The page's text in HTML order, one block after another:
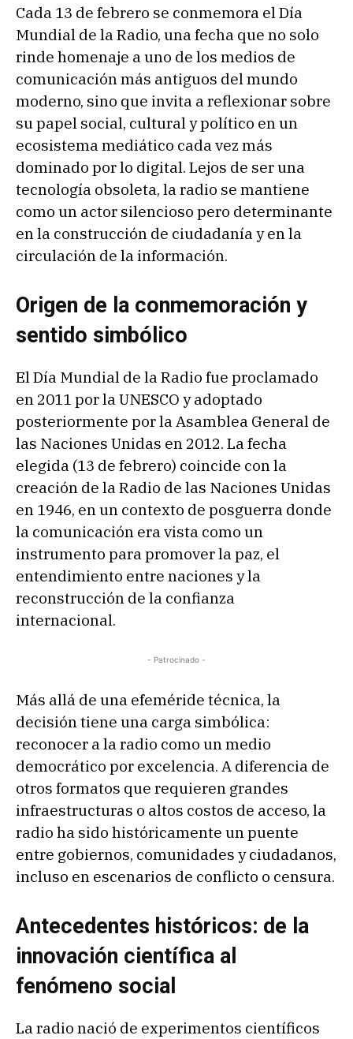
Cada 13 de febrero se conmemora el Día
Mundial de la Radio, una fecha que no solo
rinde homenaje a uno de los medios de
comunicación más antiguos del mundo
moderno, sino que invita a reflexionar sobre
su papel social, cultural y político en un
ecosistema mediático cada vez más
dominado por lo digital. Lejos de ser una
tecnología obsoleta, la radio se mantiene
como un actor silencioso pero determinante
en la construcción de ciudadanía y en la
circulación de la información.
Origen de la conmemoración y
sentido simbólico
El Día Mundial de la Radio fue proclamado
en 2011 por la UNESCO y adoptado
posteriormente por la Asamblea General de
las Naciones Unidas en 2012. La fecha
elegida (13 de febrero) coincide con la
creación de la Radio de las Naciones Unidas
en 1946, en un contexto de posguerra donde
la comunicación era vista como un
instrumento para promover la paz, el
entendimiento entre naciones y la
reconstrucción de la confianza
internacional.
- Patrocinado -
Más allá de una efeméride técnica, la
decisión tiene una carga simbólica:
reconocer a la radio como un medio
democrático por excelencia. A diferencia de
otros formatos que requieren grandes
infraestructuras o altos costos de acceso, la
radio ha sido históricamente un puente
entre gobiernos, comunidades y ciudadanos,
incluso en escenarios de conflicto o censura.
Antecedentes históricos: de la
innovación científica al
fenómeno social
La radio nació de experimentos científicos